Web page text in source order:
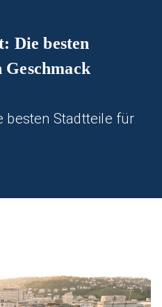
Die besten
besten Stadtteile für